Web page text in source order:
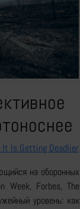
It Is Getting Deadlier
на оборонных
Week, Forbes, The
уровень: как